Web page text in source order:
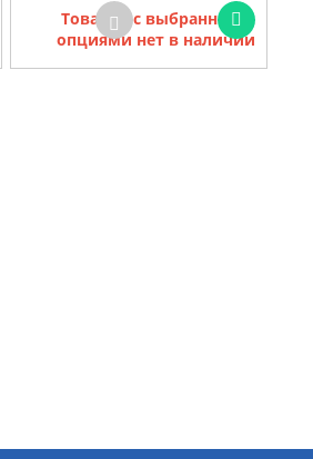
Товаров с выбранными
опциями нет в наличии